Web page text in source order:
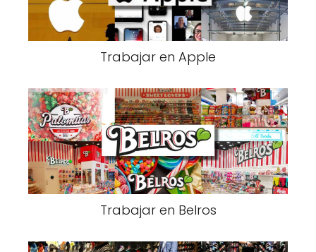
Trabajar en Apple
Trabajar en Belros